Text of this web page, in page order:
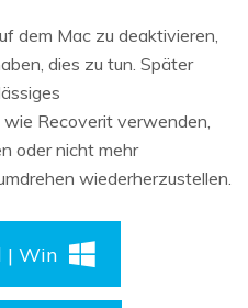
dem Mac zu deaktivieren,
dies zu tun. Später
Recoverit verwenden,
oder nicht mehr
wiederherzustellen.
| Win